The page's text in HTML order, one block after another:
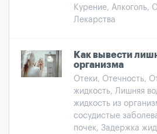
Курение, Алкоголь,
Лекарства
Как вывести
организма
Отеки, Отечность,
жидкость, Лишняя
жидкость из
сосудистые
почек, Задержка